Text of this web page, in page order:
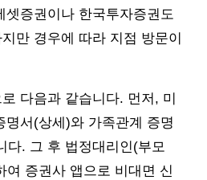
셋증권이나 한국투자증권도
만 경우에 따라 지점 방문이
다음과 같습니다. 먼저, 미
명서(상세)와 가족관계 증명
다. 그 후 법정대리인(부모
여 증권사 앱으로 비대면 신